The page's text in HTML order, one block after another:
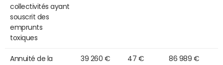
collectivités ayant
souscrit des
emprunts
toxiques
Annuité de la
39 260 € 47 € 86 989 €